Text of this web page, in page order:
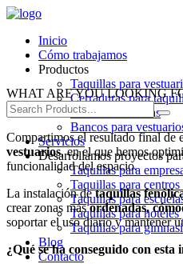
Inicio
Cómo trabajamos
Productos
Taquillas para
Cerraduras para
Cabinas sanitarias
Bancos para
Servicios
Desarrollamos proyectos
Taquillas para
Taquillas para
Taquillas para
Taquillas para
Taquillas para
Blog
Contacto
WHAT ARE YOU LOOKING
Compartimos el resultado final de
vestuarios, en el que hemos
funcionalidad del espacio.
La instalación detaquillas
crear zonas másordenadas,
soportar el uso diario y mantener
¿Qué se ha conseguido con esta